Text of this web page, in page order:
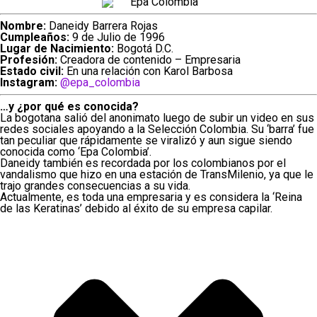
Nombre: Daneidy Barrera Rojas
Cumpleaños: 9 de Julio de 1996
Lugar de Nacimiento: Bogotá D.C.
Profesión: Creadora de contenido – Empresaria
Estado civil: En una relación con Karol Barbosa
Instagram: @epa_colombia
…y ¿por qué es conocida?
La bogotana salió del anonimato luego de subir un video en sus
redes sociales apoyando a la Selección Colombia. Su ‘barra’ fue
tan peculiar que rápidamente se viralizó y aun sigue siendo
conocida como ‘Epa Colombia’.
Daneidy también es recordada por los colombianos por el
vandalismo que hizo en una estación de TransMilenio, ya que le
trajo grandes consecuencias a su vida.
Actualmente, es toda una empresaria y es considera la ‘Reina
de las Keratinas’ debido al éxito de su empresa capilar.